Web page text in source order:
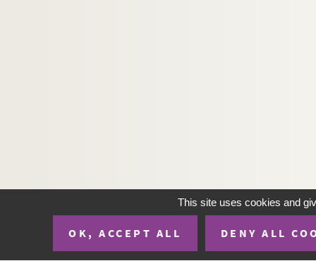
This site uses cookies and
OK, ACCEPT ALL DENY ALL